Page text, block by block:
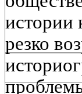
истории
резко